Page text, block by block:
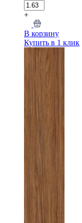
+
В корзину
Купить в 1 клик